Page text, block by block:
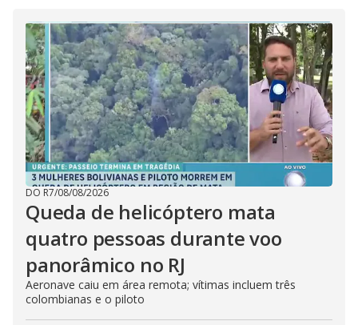
DO R7/08/08/2026
Queda de helicóptero mata
quatro pessoas durante voo
panorâmico no RJ
Aeronave caiu em área remota; vítimas incluem três
colombianas e o piloto